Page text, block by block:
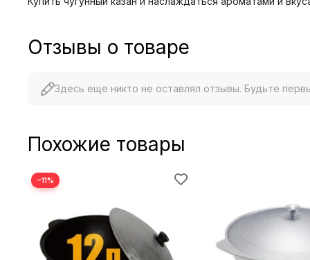
Отзывы о товаре
Здесь еще никто не оставлял отзывы. Будьте
Похожие товары
−11%